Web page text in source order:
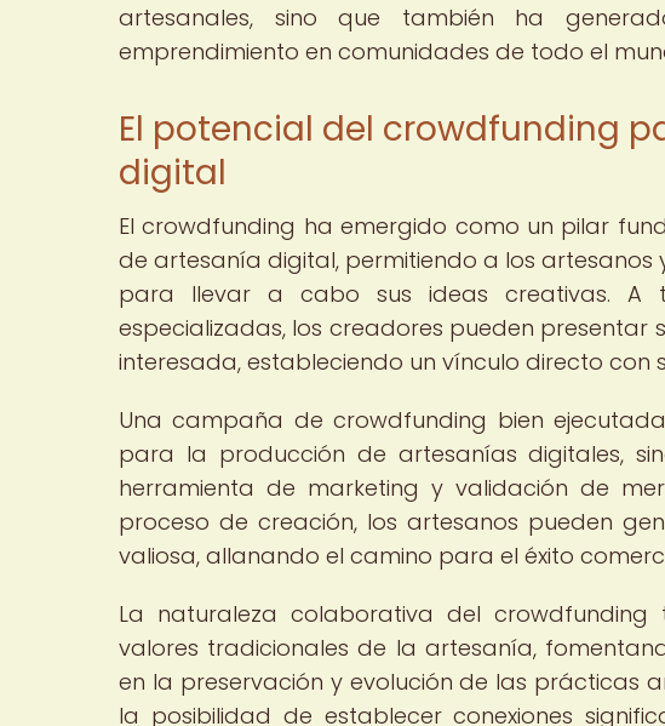
artesanales, sino que también ha
emprendimiento en comunidades de todo el
El potencial del crowdfunding
digital
El crowdfunding ha emergido como un pilar
de artesanía digital, permitiendo a los
para llevar a cabo sus ideas creativas. A
especializadas, los creadores pueden
interesada, estableciendo un vínculo directo con
Una campaña de crowdfunding bien
para la producción de artesanías digitales,
herramienta de marketing y validación de
proceso de creación, los artesanos pueden
valiosa, allanando el camino para el éxito
La naturaleza colaborativa del
valores tradicionales de la artesanía,
en la preservación y evolución de las prácticas
la posibilidad de establecer conexiones